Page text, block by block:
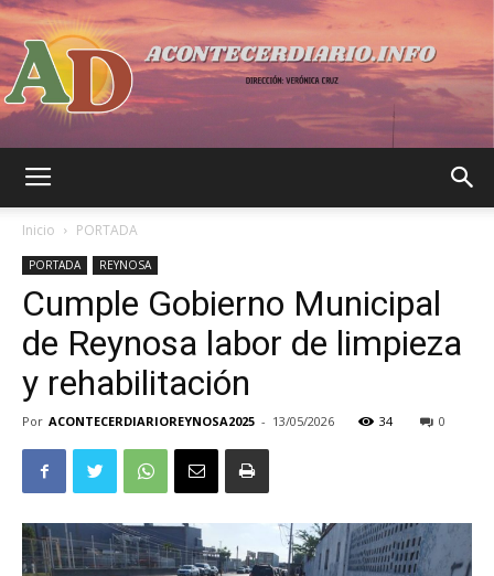
Diario
Inicio PORTADA
PORTADA REYNOSA
Cumple Gobierno Municipal
de Reynosa labor de limpieza
y rehabilitación
Por ACONTECERDIARIOREYNOSA2025 - 13/05/2026 34 0